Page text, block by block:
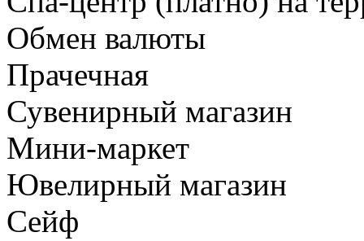
Обмен валюты
Прачечная
Сувенирный магазин
Мини-маркет
Ювелирный магазин
Сейф